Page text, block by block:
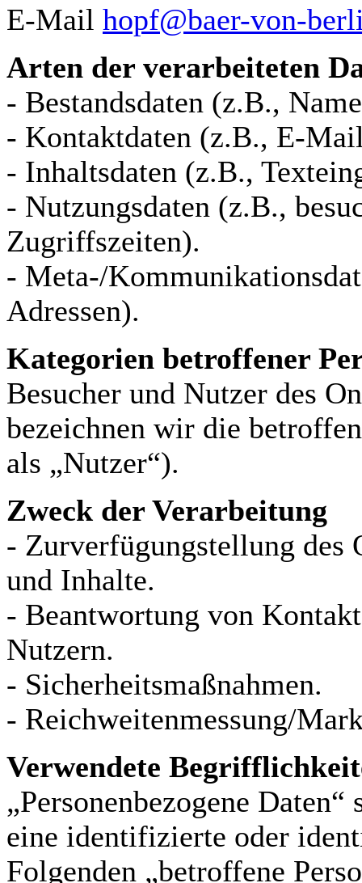
E-Mail hopf@baer-von-
Arten der verarbeiteten
- Bestandsdaten (z.B.,
- Kontaktdaten (z.B., E-
- Inhaltsdaten (z.B.,
- Nutzungsdaten (z.B.,
Zugriffszeiten).
- Meta-/
Adressen).
Kategorien betroffener
Besucher und Nutzer des
bezeichnen wir die
als „Nutzer“).
Zweck der Verarbeitung
- Zurverfügungstellung des
und Inhalte.
- Beantwortung von
Nutzern.
- Sicherheitsmaßnahmen.
- Reichweitenmessung/
Verwendete
„Personenbezogene
eine identifizierte oder
Folgenden „betroffene